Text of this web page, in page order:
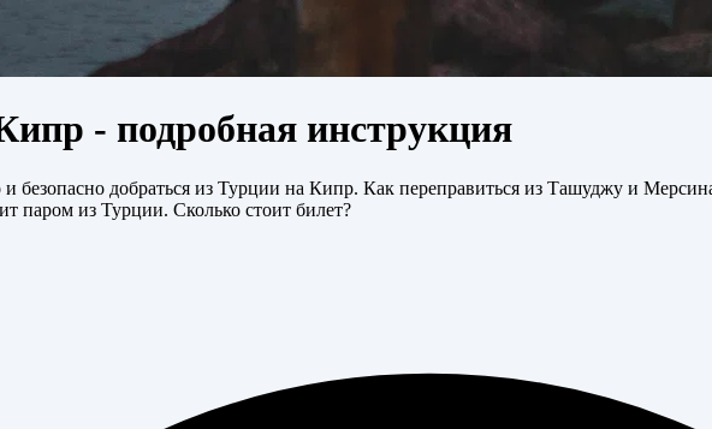
- подробная инструкция
безопасно добраться из Турции на Кипр. Как переправиться из Ташуджу и
паром из Турции. Сколько стоит билет?